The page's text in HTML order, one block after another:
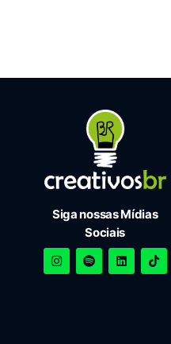
Siga nossas Mídias
Sociais